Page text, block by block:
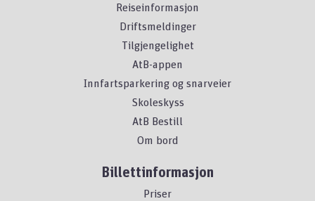
Reiseinformasjon
Driftsmeldinger
Tilgjengelighet
AtB-appen
Innfartsparkering og snarveier
Skoleskyss
AtB Bestill
Om bord
Billettinformasjon
Priser